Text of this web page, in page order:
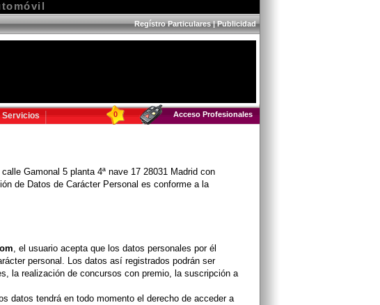
Regístro Particulares|Publicidad
Servicios 0 Acceso Profesionales
Gamonal 5 planta 4ª nave 17 28031 Madrid con
de Datos de Carácter Personal es conforme a la
, el usuario acepta que los datos personales por él
personal. Los datos así registrados podrán ser
la realización de concursos con premio, la suscripción a
datos tendrá en todo momento el derecho de acceder a